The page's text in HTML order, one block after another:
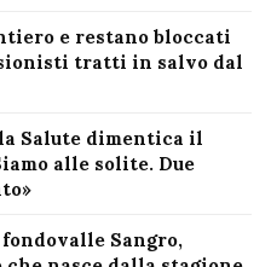
e restano bloccati
tratti in salvo dal
Salute dimentica il
alle solite. Due
Sangro,